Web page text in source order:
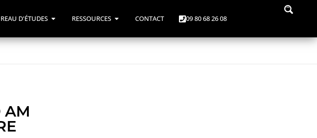
D'ÉTUDES RESSOURCES CONTACT 09 80 68 26 08
AM